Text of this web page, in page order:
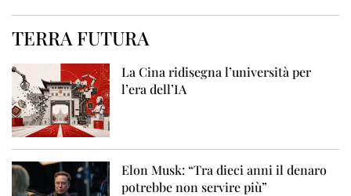
TERRA FUTURA
La Cina ridisegna l’università per
l’era dell’IA
Elon Musk: “Tra dieci anni il denaro
potrebbe non servire più”